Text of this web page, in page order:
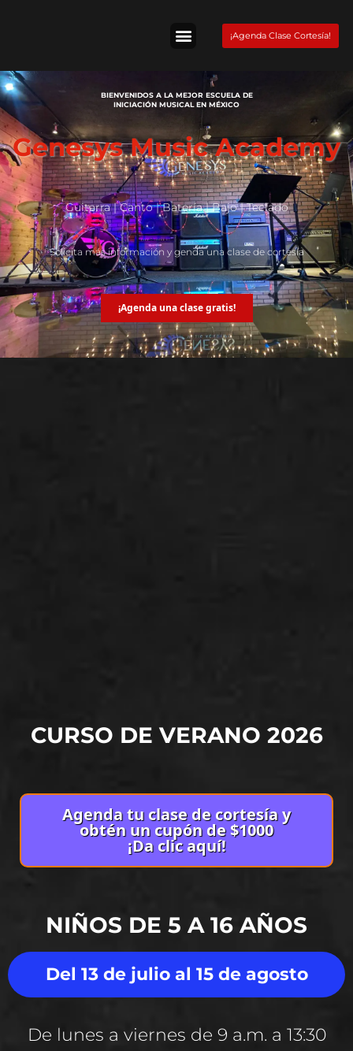
¡Agenda Clase Cortesía!
BIENVENIDOS A LA MEJOR ESCUELA DE
INICIACIÓN MUSICAL EN MÉXICO
Genesys Music Academy
Guitarra | Canto | Batería | Bajo | Teclado
Solicita más información y genda una clase de cortesía
¡Agenda una clase gratis!
CURSO DE VERANO 2026
Agenda tu clase de cortesía y
obtén un cupón de $1000
¡Da clic aquí!
NIÑOS DE 5 A 16 AÑOS
Del 13 de julio al 15 de agosto
De lunes a viernes de 9 a.m. a 13:30